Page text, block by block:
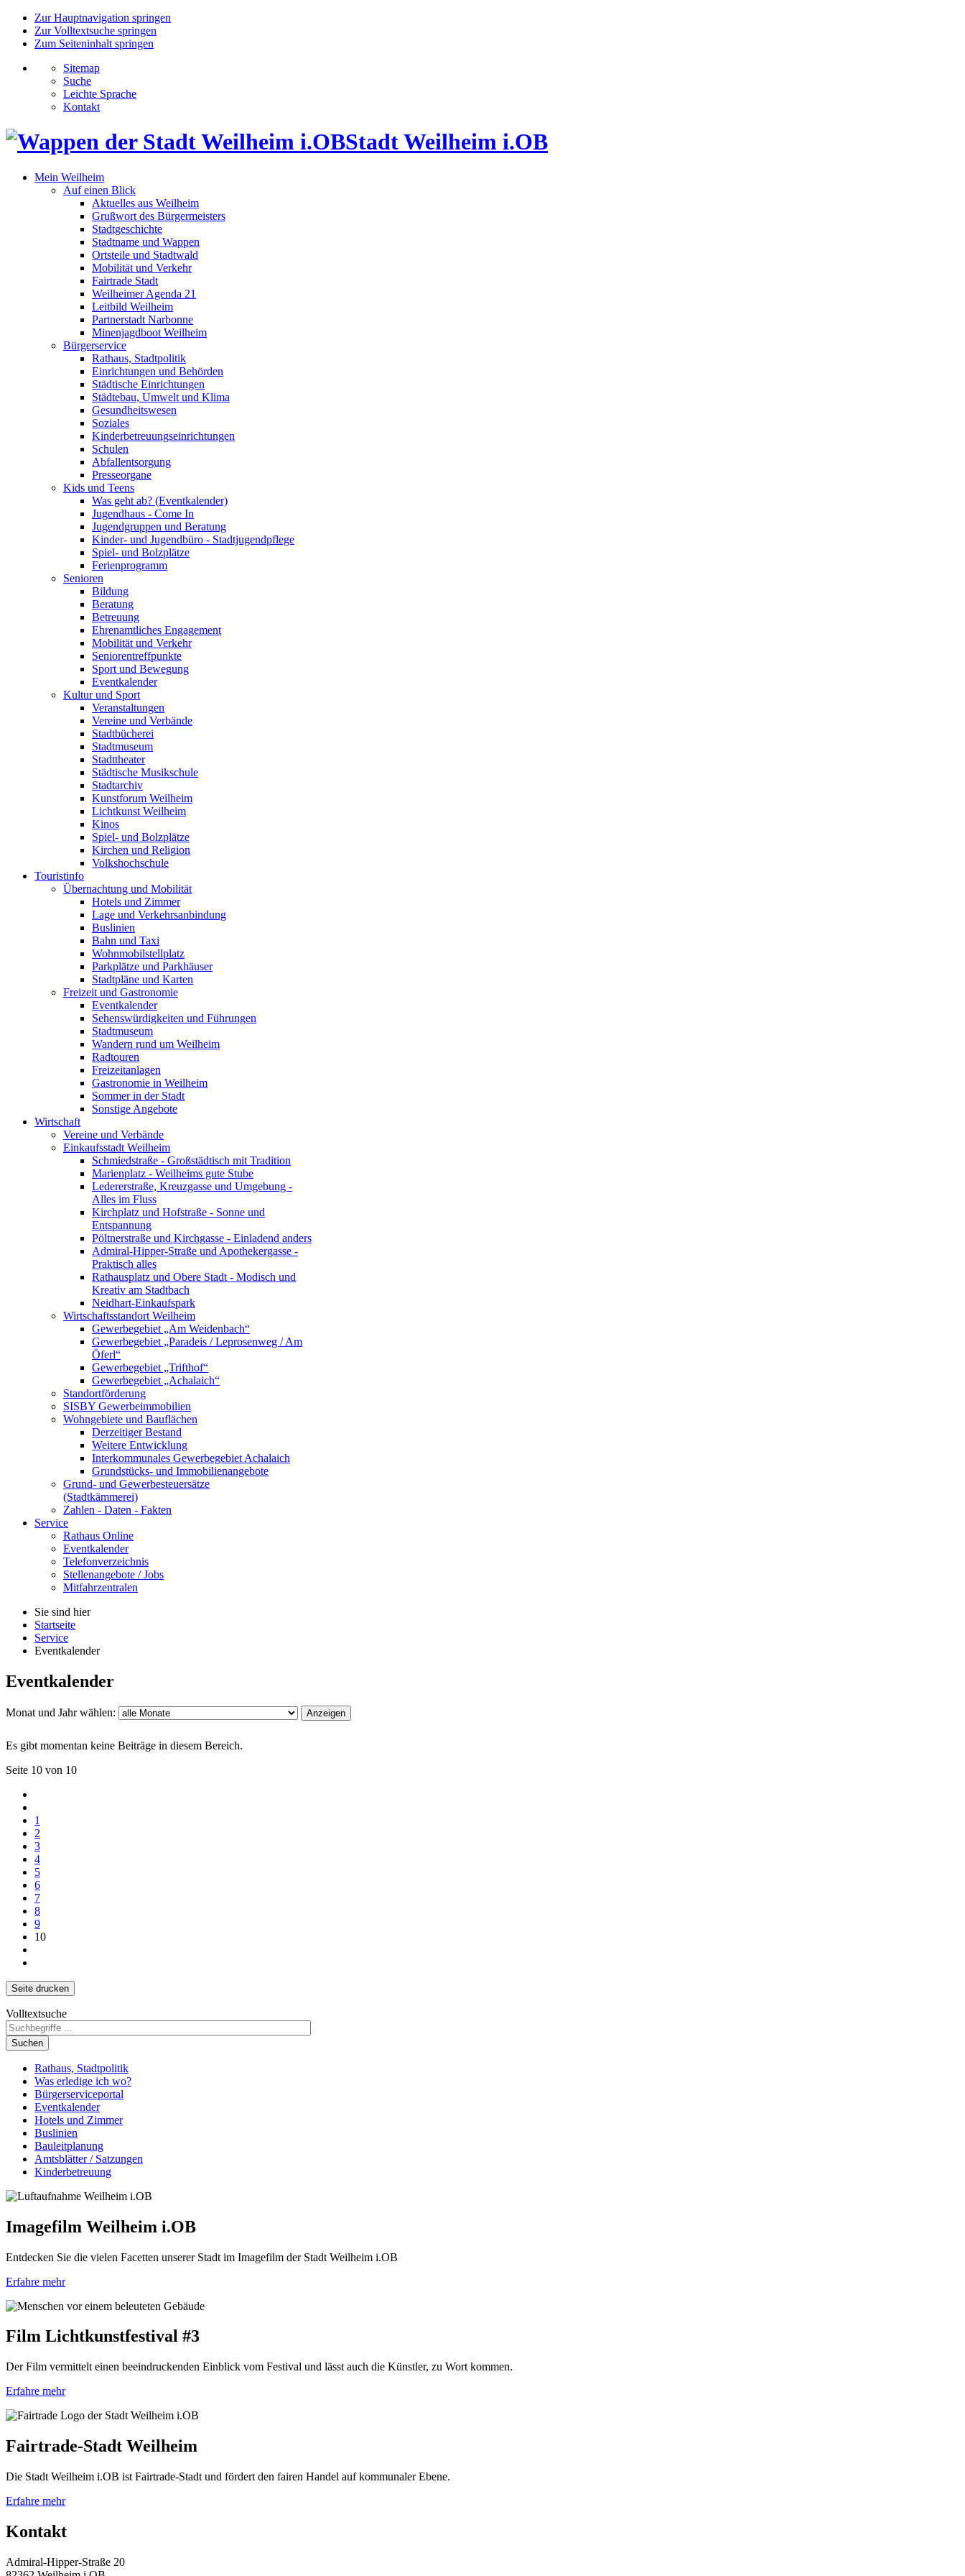
Zur Hauptnavigation springen
Zur Volltextsuche springen
Zum Seiteninhalt springen
Sitemap
Suche
Leichte Sprache
Kontakt
Stadt Weilheim i.OB
Mein Weilheim
Auf einen Blick
Aktuelles aus Weilheim
Grußwort des Bürgermeisters
Stadtgeschichte
Stadtname und Wappen
Ortsteile und Stadtwald
Mobilität und Verkehr
Fairtrade Stadt
Weilheimer Agenda 21
Leitbild Weilheim
Partnerstadt Narbonne
Minenjagdboot Weilheim
Bürgerservice
Rathaus, Stadtpolitik
Einrichtungen und Behörden
Städtische Einrichtungen
Städtebau, Umwelt und Klima
Gesundheitswesen
Soziales
Kinderbetreuungseinrichtungen
Schulen
Abfallentsorgung
Presseorgane
Kids und Teens
Was geht ab? (Eventkalender)
Jugendhaus - Come In
Jugendgruppen und Beratung
Kinder- und Jugendbüro - Stadtjugendpflege
Spiel- und Bolzplätze
Ferienprogramm
Senioren
Bildung
Beratung
Betreuung
Ehrenamtliches Engagement
Mobilität und Verkehr
Seniorentreffpunkte
Sport und Bewegung
Eventkalender
Kultur und Sport
Veranstaltungen
Vereine und Verbände
Stadtbücherei
Stadtmuseum
Stadttheater
Städtische Musikschule
Stadtarchiv
Kunstforum Weilheim
Lichtkunst Weilheim
Kinos
Spiel- und Bolzplätze
Kirchen und Religion
Volkshochschule
Touristinfo
Übernachtung und Mobilität
Hotels und Zimmer
Lage und Verkehrsanbindung
Buslinien
Bahn und Taxi
Wohnmobilstellplatz
Parkplätze und Parkhäuser
Stadtpläne und Karten
Freizeit und Gastronomie
Eventkalender
Sehenswürdigkeiten und Führungen
Stadtmuseum
Wandern rund um Weilheim
Radtouren
Freizeitanlagen
Gastronomie in Weilheim
Sommer in der Stadt
Sonstige Angebote
Wirtschaft
Vereine und Verbände
Einkaufsstadt Weilheim
Schmiedstraße - Großstädtisch mit Tradition
Marienplatz - Weilheims gute Stube
Ledererstraße, Kreuzgasse und Umgebung -
Alles im Fluss
Kirchplatz und Hofstraße - Sonne und
Entspannung
Pöltnerstraße und Kirchgasse - Einladend anders
Admiral-Hipper-Straße und Apothekergasse -
Praktisch alles
Rathausplatz und Obere Stadt - Modisch und
Kreativ am Stadtbach
Neidhart-Einkaufspark
Wirtschaftsstandort Weilheim
Gewerbegebiet „Am Weidenbach“
Gewerbegebiet „Paradeis / Leprosenweg / Am
Öferl“
Gewerbegebiet „Trifthof“
Gewerbegebiet „Achalaich“
Standortförderung
SISBY Gewerbeimmobilien
Wohngebiete und Bauflächen
Derzeitiger Bestand
Weitere Entwicklung
Interkommunales Gewerbegebiet Achalaich
Grundstücks- und Immobilienangebote
Grund- und Gewerbesteuersätze
(Stadtkämmerei)
Zahlen - Daten - Fakten
Service
Rathaus Online
Eventkalender
Telefonverzeichnis
Stellenangebote / Jobs
Mitfahrzentralen
Sie sind hier
Startseite
Service
Eventkalender
Eventkalender
Monat und Jahr wählen: Anzeigen
Es gibt momentan keine Beiträge in diesem Bereich.
Seite 10 von 10
1
2
3
4
5
6
7
8
9
10
Seite drucken
Volltextsuche
Suchen
Rathaus, Stadtpolitik
Was erledige ich wo?
Bürgerserviceportal
Eventkalender
Hotels und Zimmer
Buslinien
Bauleitplanung
Amtsblätter / Satzungen
Kinderbetreuung
Imagefilm Weilheim i.OB
Entdecken Sie die vielen Facetten unserer Stadt im Imagefilm der Stadt Weilheim i.OB
Erfahre mehr
Film Lichtkunstfestival #3
Der Film vermittelt einen beeindruckenden Einblick vom Festival und lässt auch die Künstler, zu Wort kommen.
Erfahre mehr
Fairtrade-Stadt Weilheim
Die Stadt Weilheim i.OB ist Fairtrade-Stadt und fördert den fairen Handel auf kommunaler Ebene.
Erfahre mehr
Kontakt
Admiral-Hipper-Straße 20